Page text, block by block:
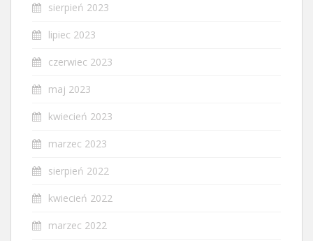
sierpień 2023
lipiec 2023
czerwiec 2023
maj 2023
kwiecień 2023
marzec 2023
sierpień 2022
kwiecień 2022
marzec 2022